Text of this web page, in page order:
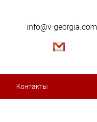
info@v-georgia.com
Контакты